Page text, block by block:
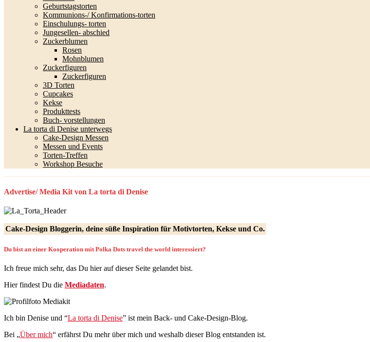
Geburtstagstorten
Kommunions-/ Konfirmations-torten
Einschulungs- torten
Jungesellen- abschied
Zuckerblumen
Rosen
Mohnblumen
Zuckerfiguren
Zuckerfiguren
3D Torten
Cupcakes
Kekse
Produkttests
Buch- vorstellungen
La torta di Denise unterwegs
Cake-Design Messen
Messen und Events
Torten-Treffen
Workshop Besuche
Advertise/ Media Kit von La torta di Denise
Cake-Design Bloggerin, deine süße Inspiration für Motivtorten, Kekse und Co.
Du bist an einer Kooperation mit Polka Dots travel the world interessiert?
Ich freue mich sehr, das Du hier auf dieser Seite gelandet bist.
Hier findest Du die Mediadaten.
Ich bin Denise und “La torta di Denise” ist mein Back- und Cake-Design-Blog.
Bei „Über mich“ erfährst Du mehr über mich und weshalb dieser Blog entstanden ist.